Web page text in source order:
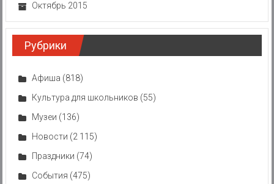
Октябрь 2015
Рубрики
Афиша (818)
Культура для школьников (55)
Музеи (136)
Новости (2 115)
Праздники (74)
События (475)